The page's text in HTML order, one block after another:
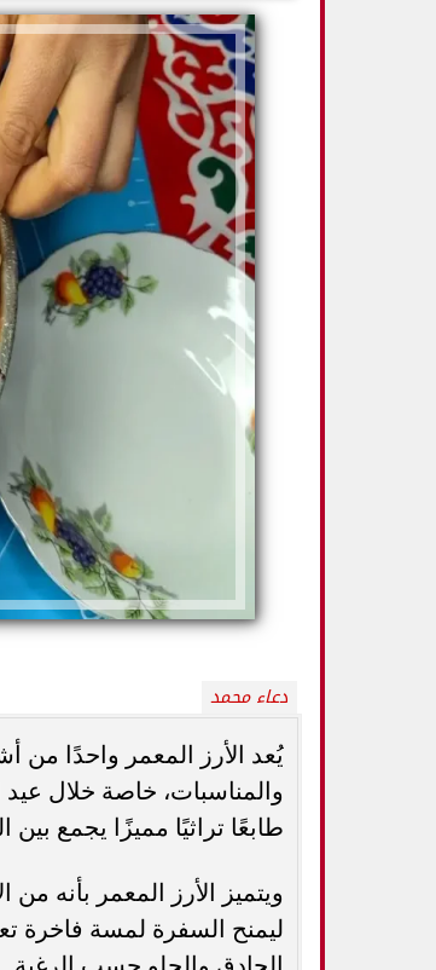
دعاء محمد
يُعد الأرز المعمر واحدًا من
والمناسبات، خاصة خلال
طابعًا تراثيًا مميزًا يجمع
ويتميز الأرز المعمر بأنه من
ليمنح السفرة لمسة فاخرة
5 خطوات بسيطة تحميك من السكري
وأمراض القلب وارتفاع ضغط الدم